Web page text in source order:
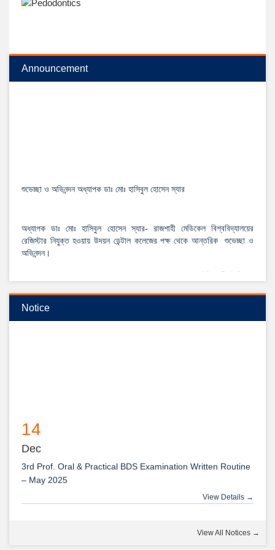
Announcement
শুভেচ্ছা ও অভিনন্দন অধ্যাপক ডাঃ মোঃ হাসিবুল হোসেন স্যার
অধ্যাপক ডাঃ মোঃ হাসিবুল হোসেন স্যার- রাজশাহী মেডিকেল বিশ্ববিদ্যালয়ের
রেজিস্টার নিযুক্ত হওয়ায় উদয়ন ডেন্টাল কলেজের পক্ষ থেকে আন্তরিক শুভেচ্ছা ও
অভিনন্দন।
View Details →
২০২৫-২০২৬ইং শিক্ষাবর্ষে বেসরকারি ডেন্টাল কলেজে বিডিএস কোর্সে ভর্তি বিজ্ঞপ্তি
Notice
14
Dec
3rd Prof. Oral & Practical BDS Examination Written Routine
– May 2025
View Details →
View All Notices →